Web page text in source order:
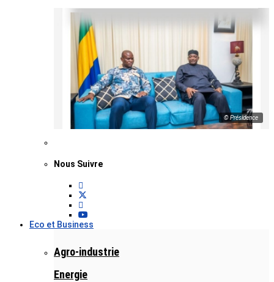
© Présidence
Nous Suivre
Eco et Business
Agro-industrie
Energie